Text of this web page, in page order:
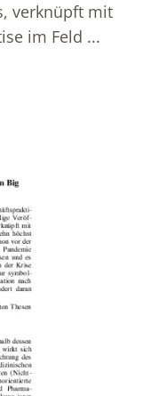
verknüpft mit
im Feld ...